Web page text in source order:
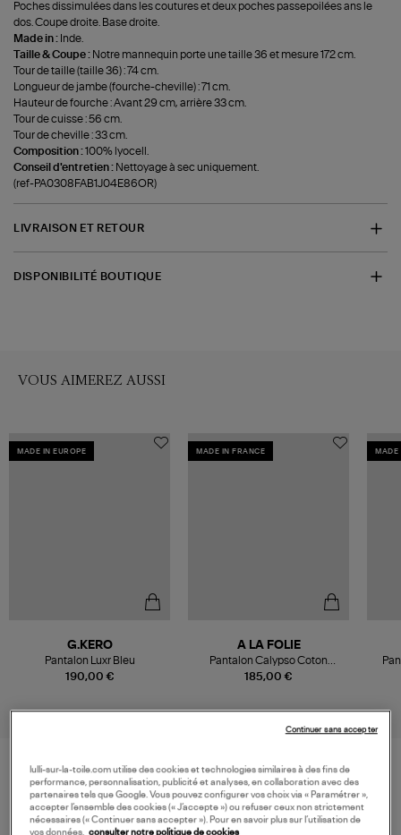
Poches dissimulées dans les coutures et deux poches passepoilées ans le
dos. Coupe droite. Base droite.
Made in : Inde.
Taille & Coupe : Notre mannequin porte une taille 36 et mesure 172 cm.
Tour de taille (taille 36) : 74 cm.
Longueur de jambe (fourche-cheville) : 71 cm.
Hauteur de fourche : Avant 29 cm, arrière 33 cm.
Tour de cuisse : 56 cm.
Tour de cheville : 33 cm.
Composition :100% lyocell.
Conseil d'entretien : Nettoyage à sec uniquement.
(ref-PA0308FAB1J04E86OR)
LIVRAISON ET RETOUR
DISPONIBILITÉ BOUTIQUE
VOUS AIMEREZ AUSSI
MADE IN EUROPE
190,00 €
G.KERO
Pantalon Luxr Bleu
MADE IN FRANCE
185,00 €
A LA FOLIE
Pantalon Calypso Coton
Aluminium
MADE
VOS DERNIERS PRODUITS VUS
lulli-sur-la-toile.com utilise des cookies et technologies similaires à des fins de
performance, personnalisation, publicité et analyses, en collaboration avec des
partenaires tels que Google. Vous pouvez configurer vos choix via « Paramétrer »,
accepter l’ensemble des cookies (« J’accepte ») ou refuser ceux non strictement
nécessaires (« Continuer sans accepter »). Pour en savoir plus sur l’utilisation de
vos données, consulter notre politique de cookies
Continuer sans accepter